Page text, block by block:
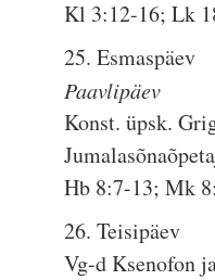
Kl 3:12-16; Lk
25. Esmaspäev
Paavlipäev
Konst. üpsk.
Hb 8:7-13; Mk
26. Teisipäev
Vg-d Ksenofon